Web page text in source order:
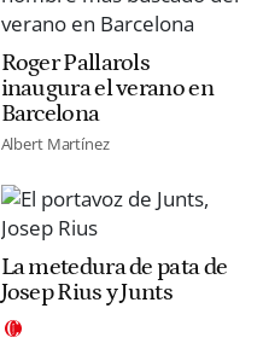
Roger Pallarols
inaugura el verano en
Barcelona
Albert Martínez
La metedura de pata de
Josep Rius y Junts